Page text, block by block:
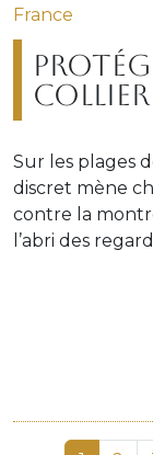
France
collier
Sur les plages
discret mène
contre la
l’abri des
Pagination